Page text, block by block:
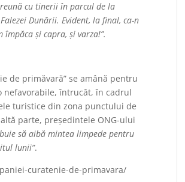
cu tinerii în parcul de la
Dunării. Evident, la final, ca-n
și capra, și varza!”.
de primăvară” se amână pentru
nefavorabile, întrucât, în cadrul
turistice din zona punctului de
parte, președintele ONG-ului
să aibă mintea limpede pentru
lunii”.
curatenie-de-primavara/